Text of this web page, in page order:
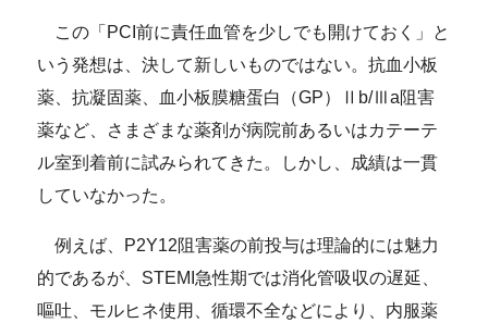
この「PCI前に責任血管を少しでも開けておく」と
いう発想は、決して新しいものではない。抗血小板
薬、抗凝固薬、血小板膜糖蛋白（GP）Ⅱb/Ⅲa阻害
薬など、さまざまな薬剤が病院前あるいはカテーテ
ル室到着前に試みられてきた。しかし、成績は一貫
していなかった。
例えば、P2Y12阻害薬の前投与は理論的には魅力
的であるが、STEMI急性期では消化管吸収の遅延、
嘔吐、モルヒネ使用、循環不全などにより、内服薬